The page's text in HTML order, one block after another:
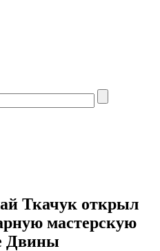
Ткачук открыл
мастерскую
Двины